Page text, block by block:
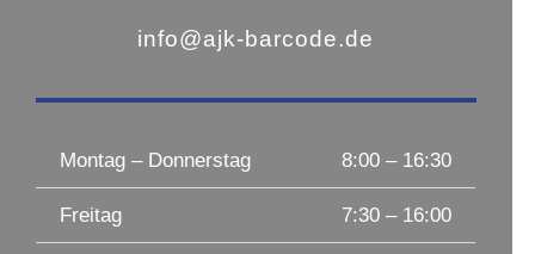
info@ajk-barcode.de
Montag – Donnerstag 8:00 – 16:30
Freitag 7:30 – 16:00